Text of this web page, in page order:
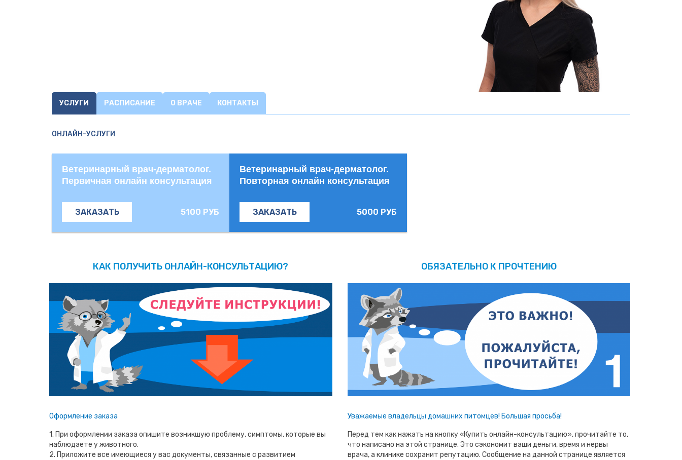
УСЛУГИ РАСПИСАНИЕ О ВРАЧЕ КОНТАКТЫ
ОНЛАЙН-УСЛУГИ
Ветеринарный врач-дерматолог.
Первичная онлайн консультация
ЗАКАЗАТЬ 5100 РУБ
Ветеринарный врач-дерматолог.
Повторная онлайн консультация
ЗАКАЗАТЬ 5000 РУБ
КАК ПОЛУЧИТЬ ОНЛАЙН-КОНСУЛЬТАЦИЮ?
Оформление заказа
1. При оформлении заказа опишите возникшую проблему, симптомы, которые вы
наблюдаете у животного.
2. Приложите все имеющиеся у вас документы, связанные с развитием
ОБЯЗАТЕЛЬНО К ПРОЧТЕНИЮ
Уважаемые владельцы домашних питомцев! Большая просьба!
Перед тем как нажать на кнопку «Купить онлайн-консультацию», прочитайте то,
что написано на этой странице. Это сэкономит ваши деньги, время и нервы
врача, а клинике сохранит репутацию. Сообщение на данной странице является